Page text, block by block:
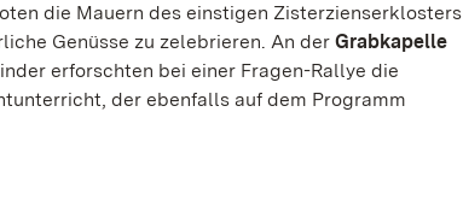
die Mauern des einstigen Zisterzienserklosters
Genüsse zu zelebrieren. An der Grabkapelle
erforschten bei einer Fragen-Rallye die
der ebenfalls auf dem Programm